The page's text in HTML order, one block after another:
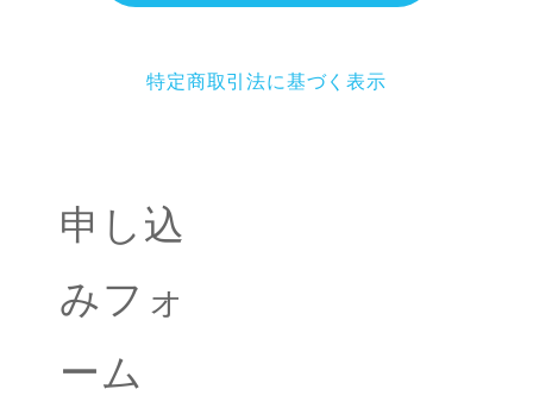
特定商取引法に基づく表示
申し込
みフォ
ーム